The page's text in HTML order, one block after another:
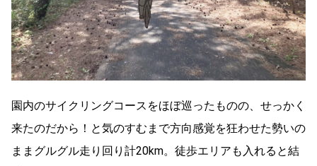
園内のサイクリングコースをほぼ巡ったものの、せっかく
来たのだから！と気のすむまで方向感覚を狂わせた勢いの
ままグルグル走り回り計20km。徒歩エリアも入れると結